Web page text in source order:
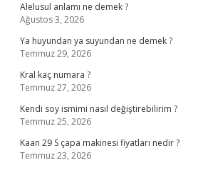
Alelusul anlamı ne demek ?
Ağustos 3, 2026
Ya huyundan ya suyundan ne demek ?
Temmuz 29, 2026
Kral kaç numara ?
Temmuz 27, 2026
Kendi soy ismimi nasıl değiştirebilirim ?
Temmuz 25, 2026
Kaan 29 S çapa makinesi fiyatları nedir ?
Temmuz 23, 2026